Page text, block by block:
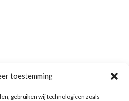
toestemming
gebruiken wij technologieën zoals